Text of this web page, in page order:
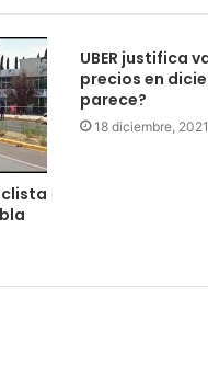
UBER justifica
precios en
parece?
18 diciembre, 2021